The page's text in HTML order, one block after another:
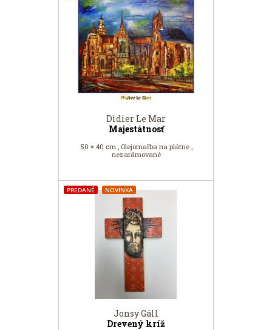
Didier Le Mar
Majestátnosť
50 × 40 cm , Olejomaľba na plátne ,
nezarámované
Jonsy Gáll
Drevený kríž
PREDANÉ NOVINKA